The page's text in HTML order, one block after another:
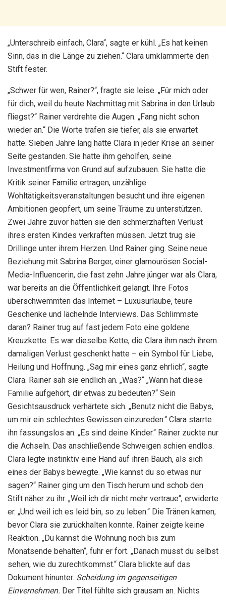
„Unterschreib einfach, Clara“, sagte er kühl. „Es hat keinen
Sinn, das in die Länge zu ziehen.“ Clara umklammerte den
Stift fester.
„Schwer für wen, Rainer?“, fragte sie leise. „Für mich oder
für dich, weil du heute Nachmittag mit Sabrina in den Urlaub
fliegst?“ Rainer verdrehte die Augen. „Fang nicht schon
wieder an.“ Die Worte trafen sie tiefer, als sie erwartet
hatte. Sieben Jahre lang hatte Clara in jeder Krise an seiner
Seite gestanden. Sie hatte ihm geholfen, seine
Investmentfirma von Grund auf aufzubauen. Sie hatte die
Kritik seiner Familie ertragen, unzählige
Wohltätigkeitsveranstaltungen besucht und ihre eigenen
Ambitionen geopfert, um seine Träume zu unterstützen.
Zwei Jahre zuvor hatten sie den schmerzhaften Verlust
ihres ersten Kindes verkraften müssen. Jetzt trug sie
Drillinge unter ihrem Herzen. Und Rainer ging. Seine neue
Beziehung mit Sabrina Berger, einer glamourösen Social-
Media-Influencerin, die fast zehn Jahre jünger war als Clara,
war bereits an die Öffentlichkeit gelangt. Ihre Fotos
überschwemmten das Internet – Luxusurlaube, teure
Geschenke und lächelnde Interviews. Das Schlimmste
daran? Rainer trug auf fast jedem Foto eine goldene
Kreuzkette. Es war dieselbe Kette, die Clara ihm nach ihrem
damaligen Verlust geschenkt hatte – ein Symbol für Liebe,
Heilung und Hoffnung. „Sag mir eines ganz ehrlich“, sagte
Clara. Rainer sah sie endlich an. „Was?“ „Wann hat diese
Familie aufgehört, dir etwas zu bedeuten?“ Sein
Gesichtsausdruck verhärtete sich. „Benutz nicht die Babys,
um mir ein schlechtes Gewissen einzureden.“ Clara starrte
ihn fassungslos an. „Es sind deine Kinder.“ Rainer zuckte nur
die Achseln. Das anschließende Schweigen schien endlos.
Clara legte instinktiv eine Hand auf ihren Bauch, als sich
eines der Babys bewegte. „Wie kannst du so etwas nur
sagen?“ Rainer ging um den Tisch herum und schob den
Stift näher zu ihr. „Weil ich dir nicht mehr vertraue“, erwiderte
er. „Und weil ich es leid bin, so zu leben.“ Die Tränen kamen,
bevor Clara sie zurückhalten konnte. Rainer zeigte keine
Reaktion. „Du kannst die Wohnung noch bis zum
Monatsende behalten“, fuhr er fort. „Danach musst du selbst
sehen, wie du zurechtkommst.“ Clara blickte auf das
Dokument hinunter. Scheidung im gegenseitigen
Einvernehmen. Der Titel fühlte sich grausam an. Nichts